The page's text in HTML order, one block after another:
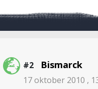
#2 Bismarck
17 oktober 2010 ,